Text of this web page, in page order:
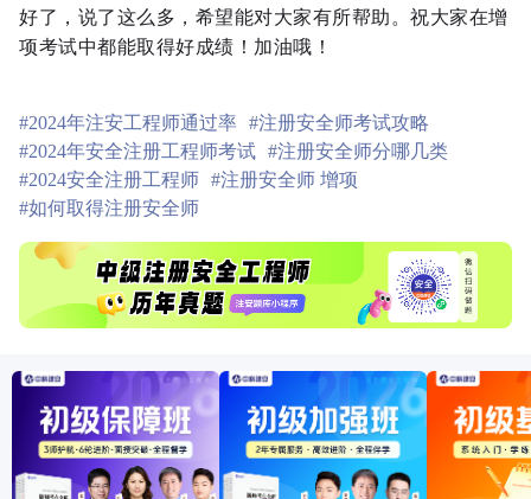
好了，说了这么多，希望能对大家有所帮助。祝大家在增
项考试中都能取得好成绩！加油哦！
#2024年注安工程师通过率 #注册安全师考试攻略
#2024年安全注册工程师考试 #注册安全师分哪几类
#2024安全注册工程师 #注册安全师 增项
#如何取得注册安全师